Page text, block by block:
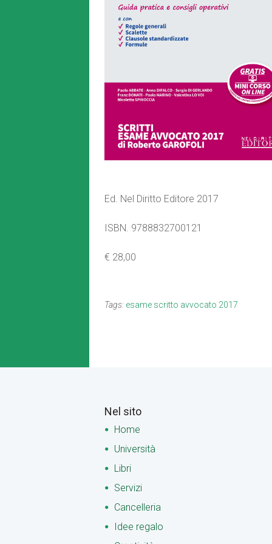
Ed. Nel Diritto Editore 2017
ISBN. 9788832700121
€ 28,00
Tags: esame scritto avvocato 2017
Nel sito
Home
Università
Libri
Servizi
Cancelleria
Idee regalo